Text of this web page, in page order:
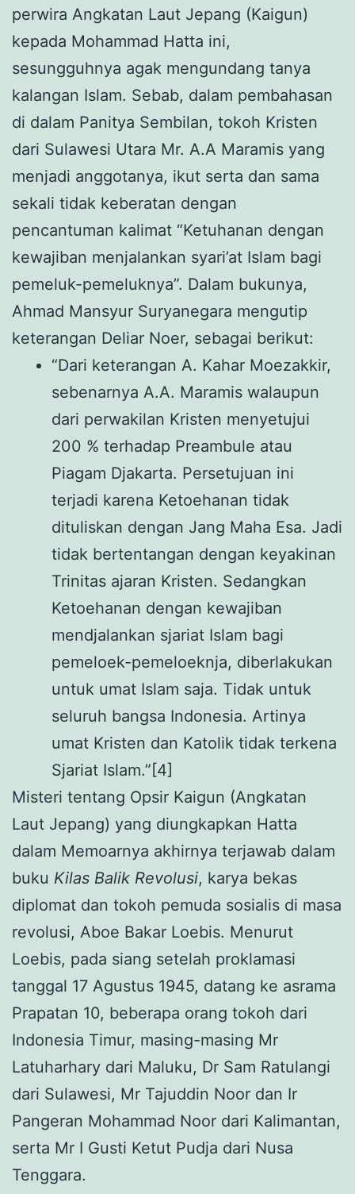
perwira Angkatan Laut Jepang (Kaigun)
kepada Mohammad Hatta ini,
sesungguhnya agak mengundang tanya
kalangan Islam. Sebab, dalam pembahasan
di dalam Panitya Sembilan, tokoh Kristen
dari Sulawesi Utara Mr. A.A Maramis yang
menjadi anggotanya, ikut serta dan sama
sekali tidak keberatan dengan
pencantuman kalimat “Ketuhanan dengan
kewajiban menjalankan syari’at Islam bagi
pemeluk-pemeluknya”. Dalam bukunya,
Ahmad Mansyur Suryanegara mengutip
keterangan Deliar Noer, sebagai berikut:
“Dari keterangan A. Kahar Moezakkir,
sebenarnya A.A. Maramis walaupun
dari perwakilan Kristen menyetujui
200 % terhadap Preambule atau
Piagam Djakarta. Persetujuan ini
terjadi karena Ketoehanan tidak
dituliskan dengan Jang Maha Esa. Jadi
tidak bertentangan dengan keyakinan
Trinitas ajaran Kristen. Sedangkan
Ketoehanan dengan kewajiban
mendjalankan sjariat Islam bagi
pemeloek-pemeloeknja, diberlakukan
untuk umat Islam saja. Tidak untuk
seluruh bangsa Indonesia. Artinya
umat Kristen dan Katolik tidak terkena
Sjariat Islam.”[4]
Misteri tentang Opsir Kaigun (Angkatan
Laut Jepang) yang diungkapkan Hatta
dalam Memoarnya akhirnya terjawab dalam
buku Kilas Balik Revolusi, karya bekas
diplomat dan tokoh pemuda sosialis di masa
revolusi, Aboe Bakar Loebis. Menurut
Loebis, pada siang setelah proklamasi
tanggal 17 Agustus 1945, datang ke asrama
Prapatan 10, beberapa orang tokoh dari
Indonesia Timur, masing-masing Mr
Latuharhary dari Maluku, Dr Sam Ratulangi
dari Sulawesi, Mr Tajuddin Noor dan Ir
Pangeran Mohammad Noor dari Kalimantan,
serta Mr I Gusti Ketut Pudja dari Nusa
Tenggara.